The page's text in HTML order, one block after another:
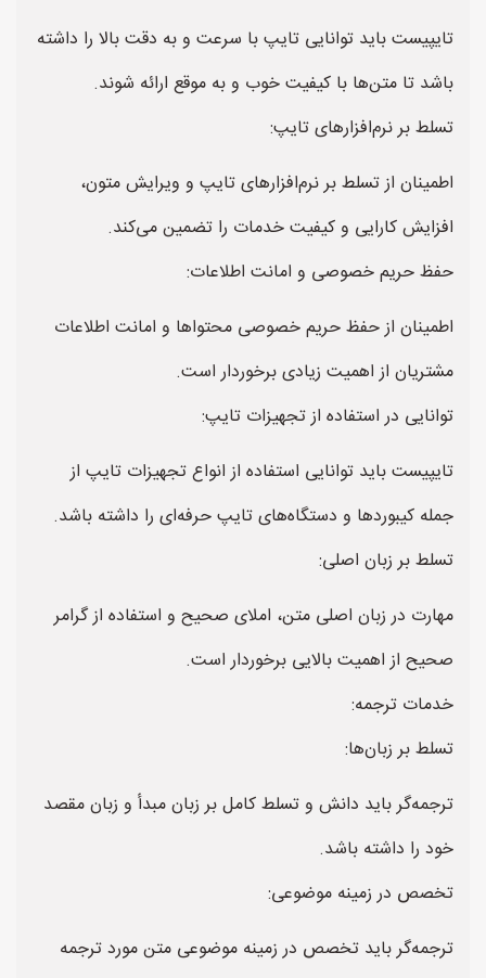
تایپیست باید توانایی تایپ با سرعت و به دقت بالا را داشته
باشد تا متن‌ها با کیفیت خوب و به موقع ارائه شوند.
تسلط بر نرم‌افزارهای تایپ:
اطمینان از تسلط بر نرم‌افزارهای تایپ و ویرایش متون،
افزایش کارایی و کیفیت خدمات را تضمین می‌کند.
حفظ حریم خصوصی و امانت اطلاعات:
اطمینان از حفظ حریم خصوصی محتواها و امانت اطلاعات
مشتریان از اهمیت زیادی برخوردار است.
توانایی در استفاده از تجهیزات تایپ:
تایپیست باید توانایی استفاده از انواع تجهیزات تایپ از
جمله کیبورد‌ها و دستگاه‌های تایپ حرفه‌ای را داشته باشد.
تسلط بر زبان اصلی:
مهارت در زبان اصلی متن، املای صحیح و استفاده از گرامر
صحیح از اهمیت بالایی برخوردار است.
خدمات ترجمه:
تسلط بر زبان‌ها:
ترجمه‌گر باید دانش و تسلط کامل بر زبان مبدأ و زبان مقصد
خود را داشته باشد.
تخصص در زمینه موضوعی:
ترجمه‌گر باید تخصص در زمینه موضوعی متن مورد ترجمه